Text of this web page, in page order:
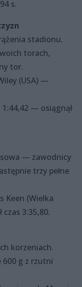
s.
stadionu.
torach,
tor.
(USA) —
— osiągnął
— zawodnicy
trzy pełne
Keen (Wielka
3:35,80.
korzeniach.
600 g z rzutni